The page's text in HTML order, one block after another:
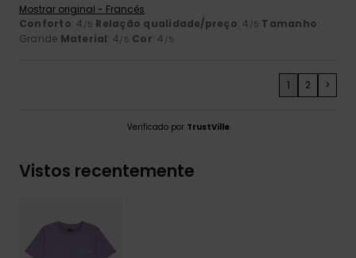
Mostrar original - Francês
Conforto: 4 /5 Relação qualidade/preço: 4 /5 Tamanho:
Grande Material: 4/5 Cor: 4 /5
1 2 >
Verificado por TrustVille
Vistos recentemente